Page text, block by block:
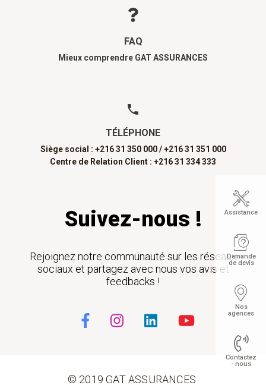
FAQ
Mieux comprendre GAT ASSURANCES
TÉLÉPHONE
Siège social : +216 31 350 000 / +216 31 351 000
Centre de Relation Client : +216 31 334 333
Suivez-nous !
Rejoignez notre communauté sur les réseaux
sociaux et partagez avec nous vos avis et
feedbacks !
© 2019 GAT ASSURANCES
Assistance
Demande
de devis
Nos
agences
Contactez
- nous